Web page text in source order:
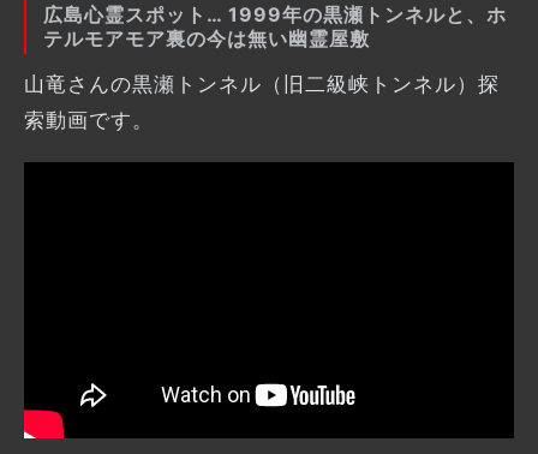
広島心霊スポット… 1999年の黒瀬トンネルと、ホ
テルモアモア裏の今は無い幽霊屋敷
山竜さんの黒瀬トンネル（旧二級峡トンネル）探
索動画です。